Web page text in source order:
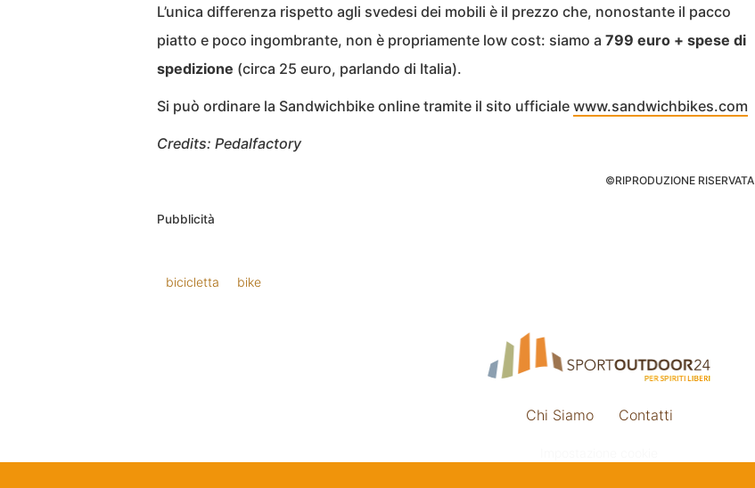
L’unica differenza rispetto agli svedesi dei mobili è il prezzo che, nonostante il pacco
piatto e poco ingombrante, non è propriamente low cost: siamo a 799 euro + spese di
spedizione (circa 25 euro, parlando di Italia).
Si può ordinare la Sandwichbike online tramite il sito ufficiale www.sandwichbikes.com
Credits: Pedalfactory
©RIPRODUZIONE RISERVATA
Pubblicità
bicicletta bike
Chi Siamo Contatti